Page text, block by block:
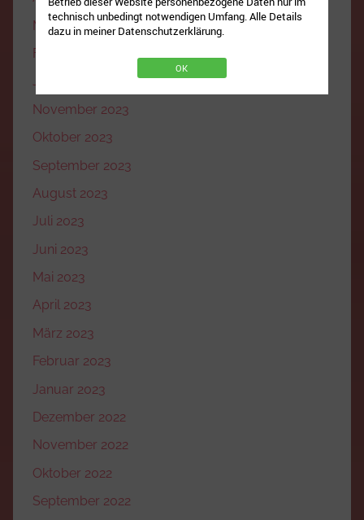
März 2024
Februar 2024
Januar 2024
November 2023
Oktober 2023
September 2023
August 2023
Juli 2023
Juni 2023
Mai 2023
April 2023
März 2023
Februar 2023
Januar 2023
Dezember 2022
November 2022
Oktober 2022
September 2022
technisch unbedingt notwendigen Umfang. Alle Details
dazu in meiner Datenschutzerklärung.
OK